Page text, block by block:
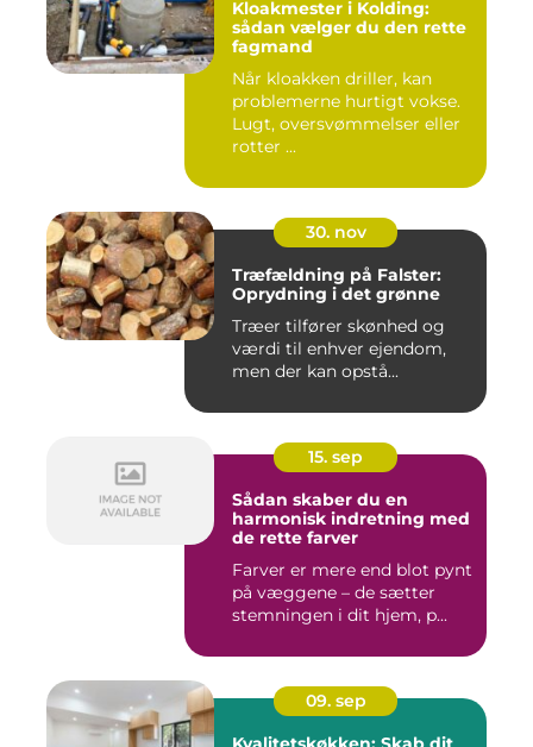
Kloakmester i Kolding:
sådan vælger du den rette
fagmand
Når kloakken driller, kan
problemerne hurtigt vokse.
Lugt, oversvømmelser eller
rotter ...
30. nov
Træfældning på Falster:
Oprydning i det grønne
Træer tilfører skønhed og
værdi til enhver ejendom,
men der kan opstå...
15. sep
Sådan skaber du en
harmonisk indretning med
de rette farver
Farver er mere end blot pynt
på væggene – de sætter
stemningen i dit hjem, p...
09. sep